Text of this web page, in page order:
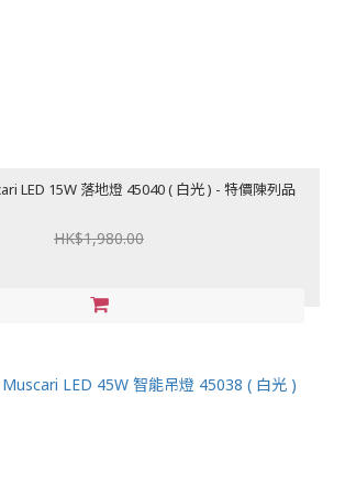
LED 15W 落地燈 45040 ( 白光 ) - 特價陳列品
HK$1,980.00